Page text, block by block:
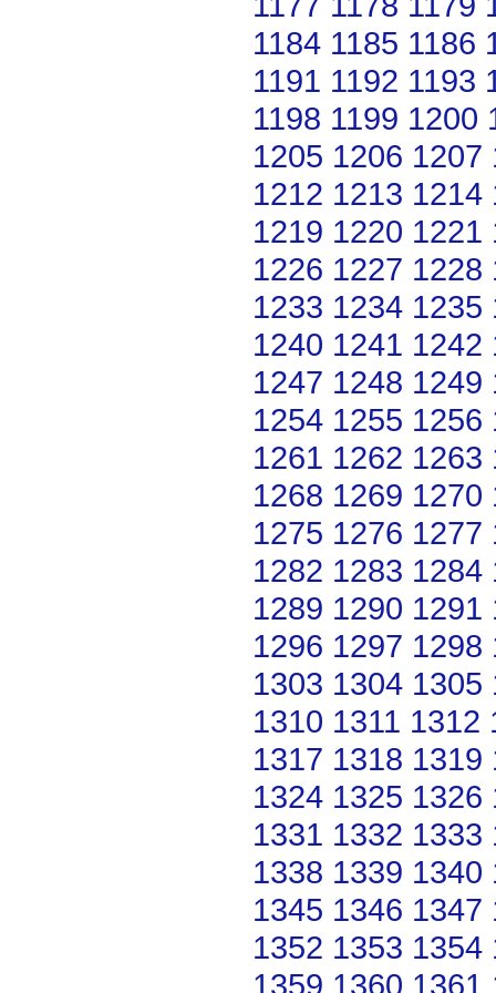
1184 1185 1186
1191 1192 1193
1198 1199 1200
1205 1206 1207
1212 1213 1214
1219 1220 1221
1226 1227 1228
1233 1234 1235
1240 1241 1242
1247 1248 1249
1254 1255 1256
1261 1262 1263
1268 1269 1270
1275 1276 1277
1282 1283 1284
1289 1290 1291
1296 1297 1298
1303 1304 1305
1310 1311 1312
1317 1318 1319
1324 1325 1326
1331 1332 1333
1338 1339 1340
1345 1346 1347
1352 1353 1354
1359 1360 1361